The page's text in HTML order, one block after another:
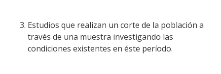
Estudios que realizan un corte de la población a
través de una muestra investigando las
condiciones existentes en éste período.